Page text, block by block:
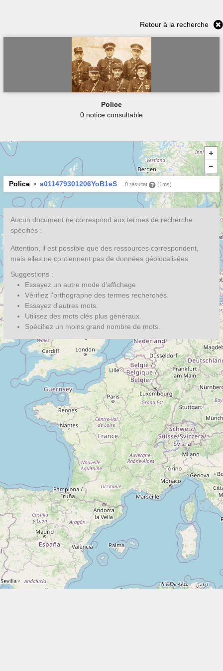
Retour à la recherche
Police
0 notice consultable
Police a011479301206YoB1eS 0 résultat (1ms)
Aucun document ne correspond aux termes de recherche
spécifiés :
Attention, il est possible que des ressources correspondent,
mais elles ne contiennent pas de données géolocalisées
Suggestions :
Essayez un autre mode d’affichage
Vérifiez l'orthographe des termes recherchés.
Essayez d'autres mots.
Utilisez des mots clés plus généraux.
Spécifiez un moins grand nombre de mots.